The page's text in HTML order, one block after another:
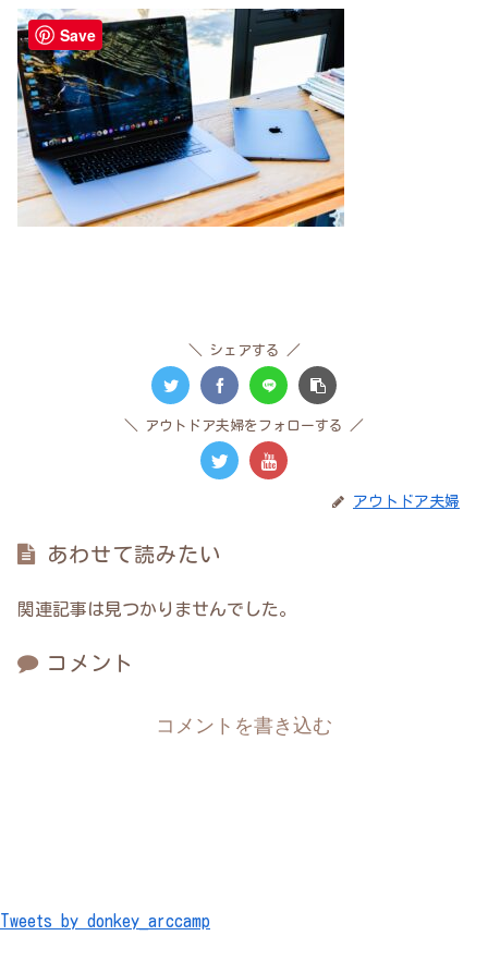
シェアする
アウトドア夫婦をフォローする
アウトドア夫婦
あわせて読みたい
関連記事は見つかりませんでした。
コメント
コメントを書き込む
Tweets by donkey_arccamp
Save